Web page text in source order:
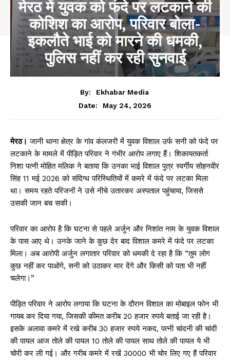
मेरठ में युवक को फंदे पर लटकाने की
कोशिश का आरोप, परिवार बोला-
इकलौते भाई को मारने की धमकी,
पुलिस नहीं कर रही सुनवाई
By:
Ekhabar Media
Date:
May 24, 2026
मेरठ। जानी थाना क्षेत्र के गांव कंलजरी में युवक विशाल उर्फ सनी को फंदे पर
लटकाने के मामले में पीड़ित परिवार ने गंभीर आरोप लगाए हैं। शिकायतकर्ता
निशा पत्नी मोहित मलिक ने बताया कि उनका भाई विशाल पुत्र स्वर्गीय सोहनवीर
सिंह 11 मई 2026 को संदिग्ध परिस्थितियों में कमरे में फंदे पर लटका मिला
था। समय रहते परिजनों ने उसे नीचे उतारकर अस्पताल पहुंचाया, जिससे
उसकी जान बच सकी।
परिवार का आरोप है कि घटना से पहले अर्जुन और निशांत नाम के युवक विशाल
के पास आए थे। उनके जाने के कुछ देर बाद विशाल कमरे में फंदे पर लटका
मिला। अब आरोपी अर्जुन लगातार परिवार को धमकी दे रहा है कि “तुम लोग
कुछ नहीं कर पाओगे, सनी को उठाकर मार देंगे और किसी को पता भी नहीं
चलेगा।”
पीड़ित परिवार ने आरोप लगाया कि घटना के दौरान विशाल का मोबाइल फोन भी
गायब कर दिया गया, जिसकी कीमत करीब 20 हजार रुपये बताई जा रही है।
इसके अलावा कमरे में रखे करीब 30 हजार रुपये नकद, पत्नी चांदनी की चांदी
की पायल आज तोले की पायल 10 तोले की पायल साथ तोले की पायल ये भी
चोरी कर ली गई। और गरीब कमरे में रखें ₹30000 भी चोर लिए गए हैं परिवार